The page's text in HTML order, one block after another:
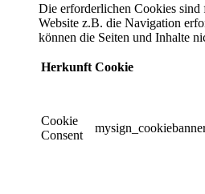
Die erforderlichen Cookies
Website z.B. die Navigation
können die Seiten und Inhalte
Herkunft Cookie
Cookie
Consent